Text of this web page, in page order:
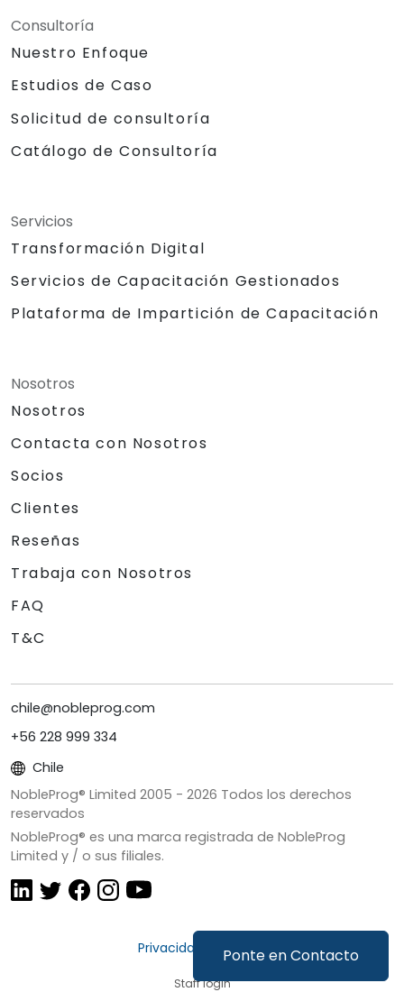
Ponte en Contacto
Consultoría
Nuestro Enfoque
Estudios de Caso
Solicitud de consultoría
Catálogo de Consultoría
Servicios
Transformación Digital
Servicios de Capacitación Gestionados
Plataforma de Impartición de Capacitación
Nosotros
Nosotros
Contacta con Nosotros
Socios
Clientes
Reseñas
Trabaja con Nosotros
FAQ
T&C
chile@nobleprog.com
+56 228 999 334
Chile
NobleProg® Limited 2005 - 2026 Todos los derechos
reservados
NobleProg® es una marca registrada de NobleProg
Limited y / o sus filiales.
Privacidad y Cookies
Staff login